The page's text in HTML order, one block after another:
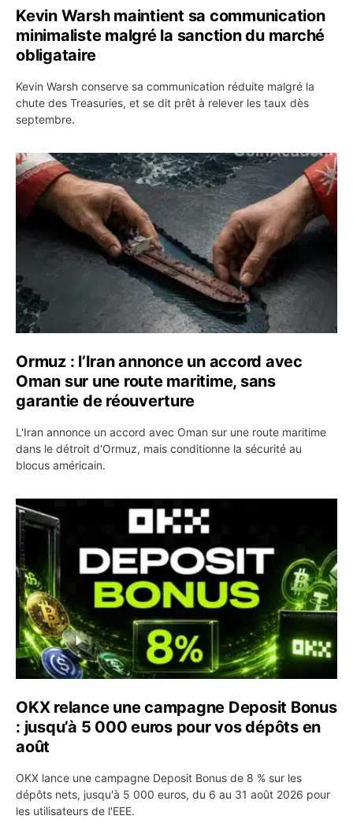
Kevin Warsh maintient sa communication
minimaliste malgré la sanction du marché
obligataire
Kevin Warsh conserve sa communication réduite malgré la
chute des Treasuries, et se dit prêt à relever les taux dès
septembre.
Ormuz : l’Iran annonce un accord avec Oman sur une
Ormuz : l’Iran annonce un accord avec
Oman sur une route maritime, sans
garantie de réouverture
L'Iran annonce un accord avec Oman sur une route maritime
dans le détroit d'Ormuz, mais conditionne la sécurité au
blocus américain.
OKX relance une campagne Deposit Bonus : jusqu’à 5
OKX relance une campagne Deposit Bonus
: jusqu’à 5 000 euros pour vos dépôts en
août
OKX lance une campagne Deposit Bonus de 8 % sur les
dépôts nets, jusqu'à 5 000 euros, du 6 au 31 août 2026 pour
les utilisateurs de l'EEE.